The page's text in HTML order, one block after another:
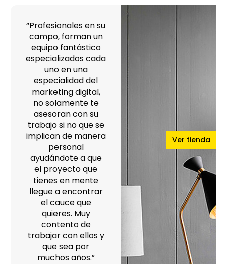
“Profesionales en su
campo, forman un
equipo fantástico
especializados cada
uno en una
especialidad del
marketing digital,
no solamente te
asesoran con su
trabajo si no que se
implican de manera
personal
ayudándote a que
el proyecto que
tienes en mente
llegue a encontrar
el cauce que
quieres. Muy
contento de
trabajar con ellos y
que sea por
muchos años.”
Ver tienda